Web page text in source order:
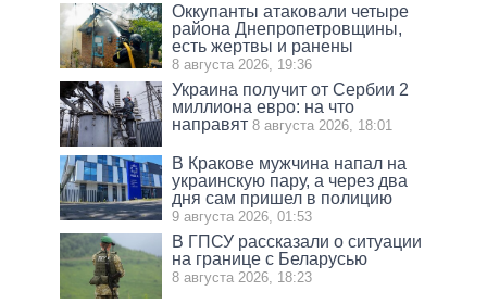
Оккупанты атаковали четыре
района Днепропетровщины,
есть жертвы и ранены
8 августа 2026, 19:36
Украина получит от Сербии 2
миллиона евро: на что
направят 8 августа 2026, 18:01
В Кракове мужчина напал на
украинскую пару, а через два
дня сам пришел в полицию
9 августа 2026, 01:53
В ГПСУ рассказали о ситуации
на границе с Беларусью
8 августа 2026, 18:23